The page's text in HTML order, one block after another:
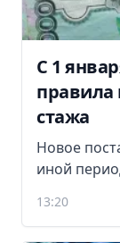
С 1
правила
стажа
Новое
иной
13:20